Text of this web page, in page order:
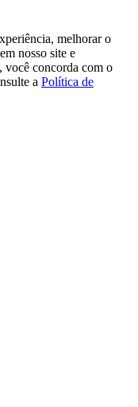
melhorar o
nosso site e
você concorda com o
a Política de